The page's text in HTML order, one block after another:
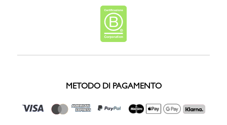
METODO DI PAGAMENTO